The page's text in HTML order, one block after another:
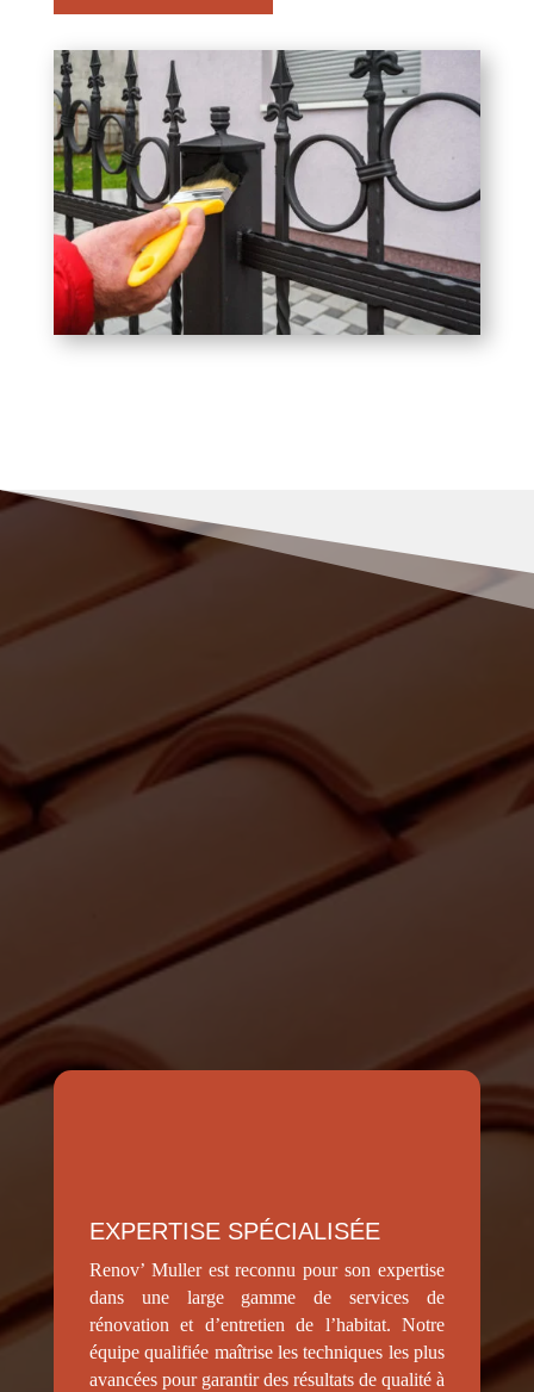
RENOV MULLER
Pourquoi faire appel à Rénov’
Muller pour vos travaux de
peinture à Vals-près-le-Puy ?
EXPERTISE SPÉCIALISÉE
Renov’ Muller est reconnu pour son expertise
dans une large gamme de services de
rénovation et d’entretien de l’habitat. Notre
équipe qualifiée maîtrise les techniques les plus
avancées pour garantir des résultats de qualité à